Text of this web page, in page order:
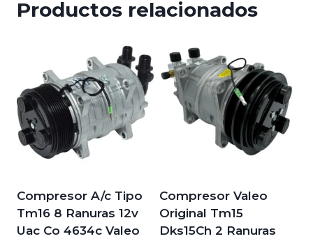
Productos relacionados
Compresor A/c Tipo
Tm16 8 Ranuras 12v
Uac Co 4634c Valeo
Compresor Valeo
Original Tm15
Dks15Ch 2 Ranuras